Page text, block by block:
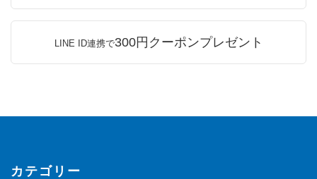
LINE ID連携で300円クーポンプレゼント
カテゴリー